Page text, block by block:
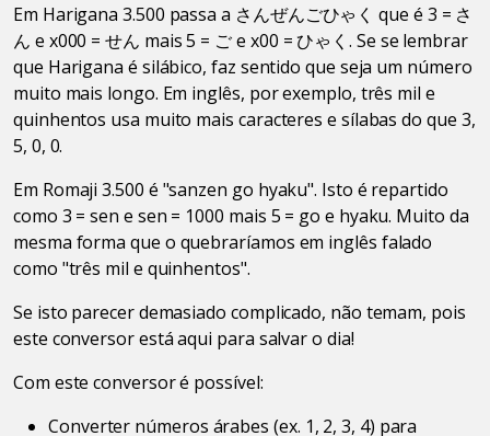
Em Harigana 3.500 passa a さんぜんごひゃく que é 3 = さ
ん e x000 = せん mais 5 = ご e x00 = ひゃく. Se se lembrar
que Harigana é silábico, faz sentido que seja um número
muito mais longo. Em inglês, por exemplo, três mil e
quinhentos usa muito mais caracteres e sílabas do que 3,
5, 0, 0.
Em Romaji 3.500 é "sanzen go hyaku". Isto é repartido
como 3 = sen e sen = 1000 mais 5 = go e hyaku. Muito da
mesma forma que o quebraríamos em inglês falado
como "três mil e quinhentos".
Se isto parecer demasiado complicado, não temam, pois
este conversor está aqui para salvar o dia!
Com este conversor é possível:
Converter números árabes (ex. 1, 2, 3, 4) para